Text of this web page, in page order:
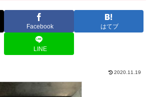
Facebook はてブ
LINE
2020.11.19